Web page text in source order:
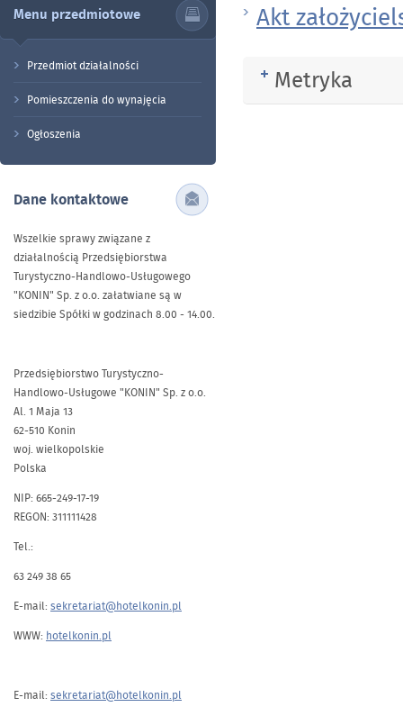
Menu przedmiotowe
Przedmiot działalności
Pomieszczenia do wynajęcia
Ogłoszenia
Dane kontaktowe
Wszelkie sprawy związane z
działalnością Przedsiębiorstwa
Turystyczno-Handlowo-Usługowego
"KONIN" Sp. z o.o. załatwiane są w
siedzibie Spółki w godzinach 8.00 - 14.00.
Przedsiębiorstwo Turystyczno-
Handlowo-Usługowe "KONIN" Sp. z o.o.
Al. 1 Maja 13
62-510 Konin
woj. wielkopolskie
Polska
NIP: 665-249-17-19
REGON: 311111428
Tel.:
63 249 38 65
E-mail: sekretariat@hotelkonin.pl
WWW: hotelkonin.pl
E-mail: sekretariat@hotelkonin.pl
Akt
Rozwiń
Metryka